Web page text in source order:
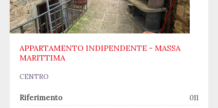
APPARTAMENTO INDIPENDENTE - MASSA
MARITTIMA
CENTRO
Riferimento
011